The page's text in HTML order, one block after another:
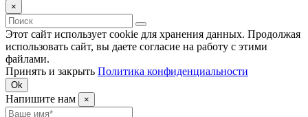
×
Этот сайт использует cookie для хранения данных. Продолжая
использовать сайт, вы даете согласие на работу с этими
файлами.
Принять и закрыть Политика конфиденциальности
Ok
Напишите нам ×